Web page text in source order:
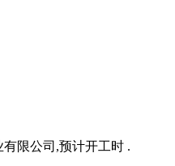
限公司,预计开工时 .